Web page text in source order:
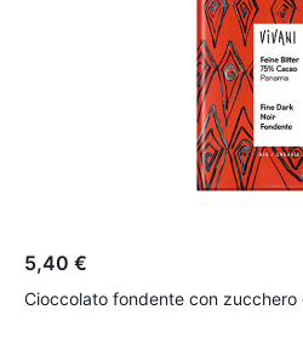
5,40 €
Cioccolato fondente con